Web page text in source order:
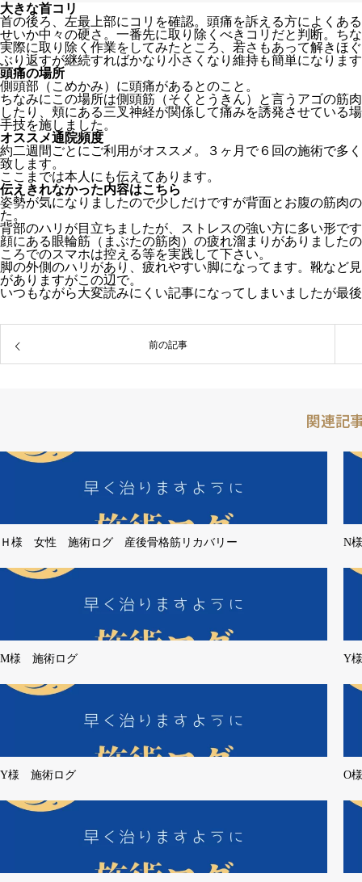
大きな首コリ
首の後ろ、左最上部にコリを確認。頭痛を訴える方によくあ
せいか中々の硬さ。一番先に取り除くべきコリだと判断。ち
実際に取り除く作業をしてみたところ、若さもあって解きほ
ぶり返すが継続すればかなり小さくなり維持も簡単になりま
頭痛の場所
側頭部（こめかみ）に頭痛があるとのこと。
ちなみにこの場所は側頭筋（そくとうきん）と言うアゴの筋
したり、頬にある三叉神経が関係して痛みを誘発させている
手技を施しました。
オススメ通院頻度
約二週間ごとにご利用がオススメ。３ヶ月で６回の施術で多
致します。
ここまでは本人にも伝えてあります。
伝えきれなかった内容はこちら
姿勢が気になりましたので少しだけですが背面とお腹の筋肉
た。
背部のハリが目立ちましたが、ストレスの強い方に多い形で
顔にある眼輪筋（まぶたの筋肉）の疲れ溜まりがありました
ころでのスマホは控える等を実践して下さい。
脚の外側のハリがあり、疲れやすい脚になってます。靴など
がありますがこの辺で。
いつもながら大変読みにくい記事になってしまいましたが最
前の記事
関連記
Ｈ様 女性 施術ログ 産後骨格筋リカバリー N
M様 施術ログ Y
Y様 施術ログ O